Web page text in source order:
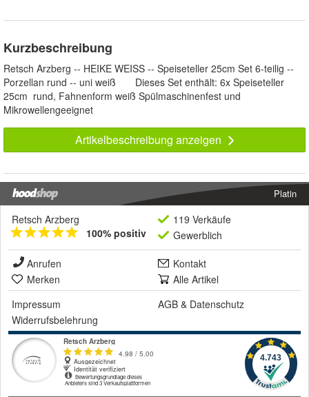
Kurzbeschreibung
Retsch Arzberg -- HEIKE WEISS -- Speiseteller 25cm Set 6-teilig --
Porzellan rund -- uni weiß Dieses Set enthält: 6x Speiseteller
25cm rund, Fahnenform weiß Spülmaschinenfest und
Mikrowellengeeignet
Artikelbeschreibung anzeigen
Platin
Retsch Arzberg
100% positiv
119 Verkäufe
Gewerblich
Anrufen
Kontakt
Merken
Alle Artikel
Impressum
AGB & Datenschutz
Widerrufsbelehrung